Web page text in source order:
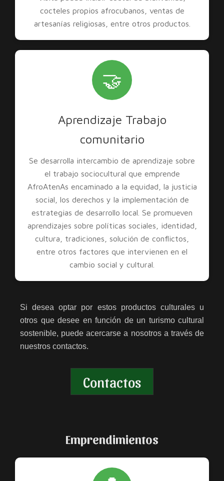
cocteles propios afrocubanos, ventas de
artesanías religiosas, entre otros productos.
🤝
Aprendizaje Trabajo
comunitario
Se desarrolla intercambio de aprendizaje sobre
el trabajo sociocultural que emprende
AfroAtenAs encaminado a la equidad, la justicia
social, los derechos y la implementación de
estrategias de desarrollo local. Se promueven
aprendizajes sobre políticas sociales, identidad,
cultura, tradiciones, solución de conflictos,
entre otros factores que intervienen en el
cambio social y cultural.
Si desea optar por estos productos culturales u
otros que desee en función de un turismo cultural
sostenible, puede acercarse a nosotros a través de
nuestros contactos.
Contactos
Emprendimientos